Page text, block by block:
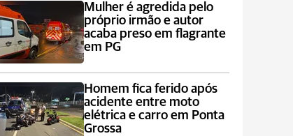
Mulher é agredida pelo
próprio irmão e autor
acaba preso em flagrante
em PG
Homem fica ferido após
acidente entre moto
elétrica e carro em Ponta
Grossa